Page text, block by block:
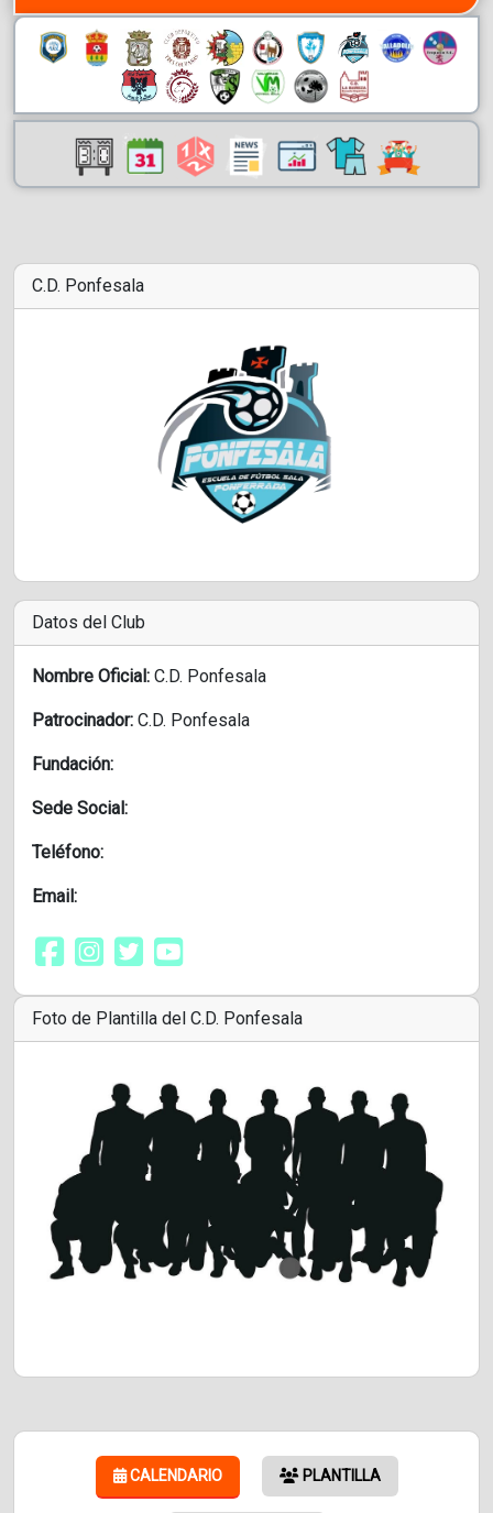
C.D. Ponfesala
Datos del Club
Nombre Oficial: C.D. Ponfesala
Patrocinador: C.D. Ponfesala
Fundación:
Sede Social:
Teléfono:
Email:
Foto de Plantilla del C.D. Ponfesala
CALENDARIO PLANTILLA